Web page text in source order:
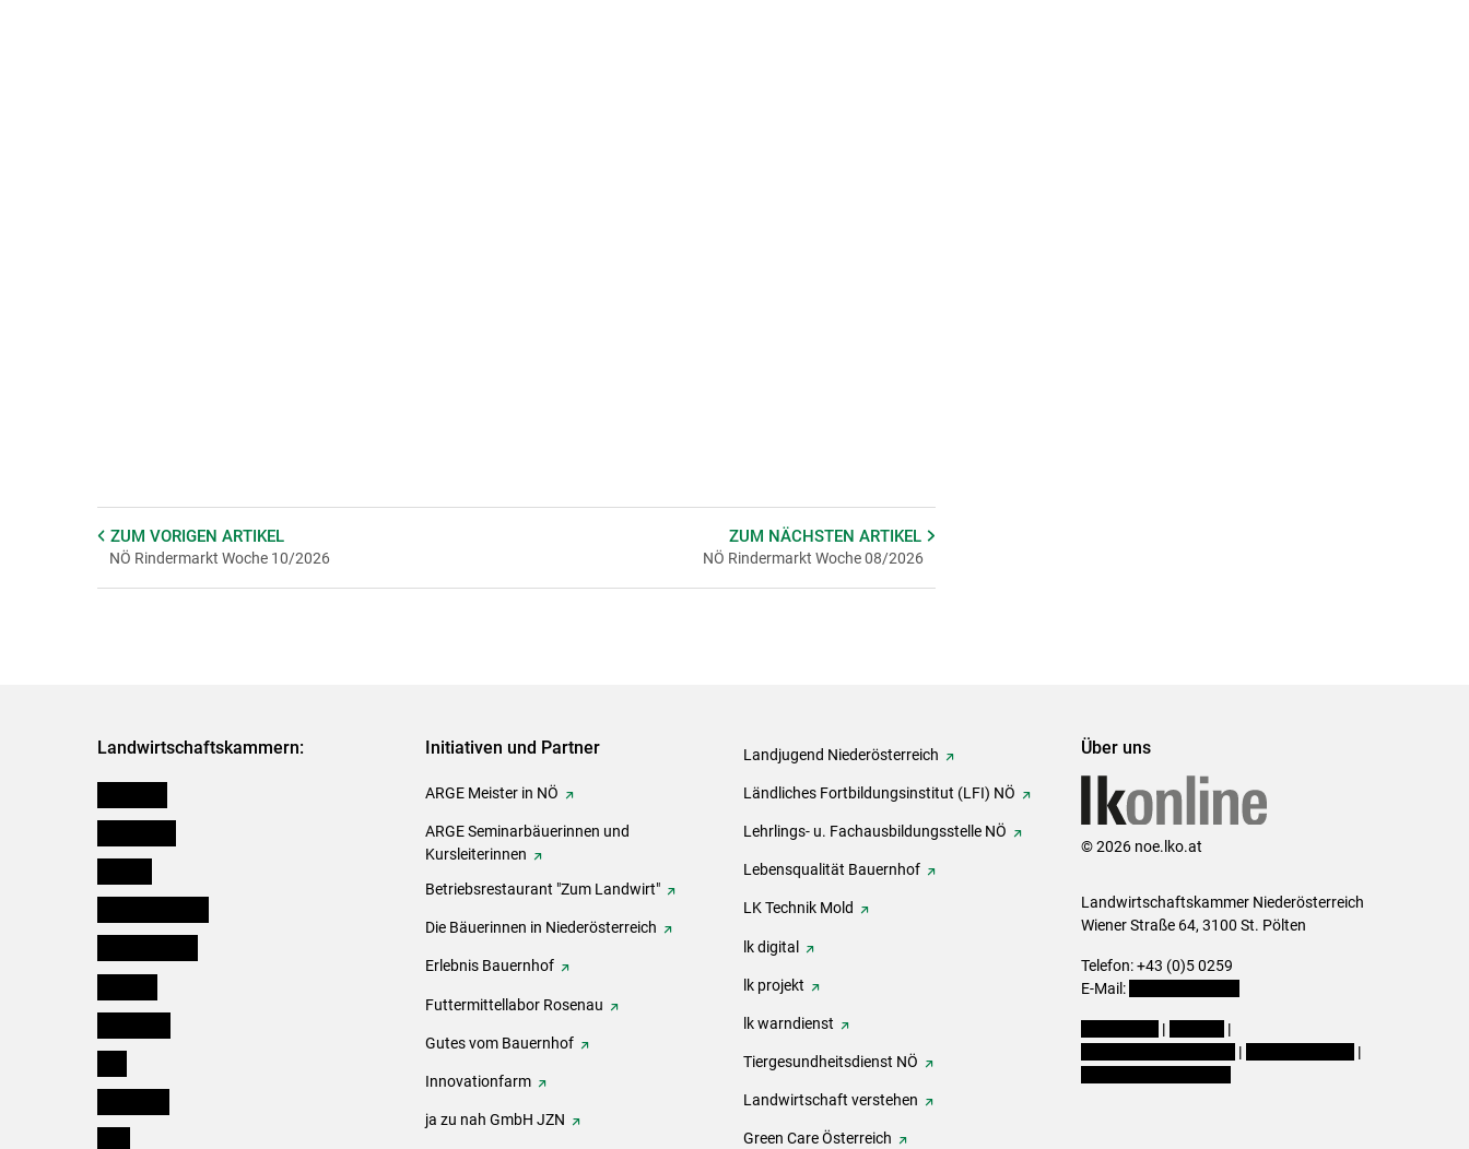
ZUM VORIGEN ARTIKEL
NÖ Rindermarkt Woche 10/2026
ZUM NÄCHSTENARTIKEL
NÖ Rindermarkt Woche 08/2026
Landwirtschaftskammern: Initiativen und Partner
ARGE Meister in NÖ
ARGE Seminarbäuerinnen und
Kursleiterinnen
Betriebsrestaurant "Zum Landwirt"
Die Bäuerinnen in Niederösterreich
Erlebnis Bauernhof
Futtermittellabor Rosenau
Gutes vom Bauernhof
Innovationfarm
ja zu nah GmbH JZN
Landjugend Niederösterreich
Ländliches Fortbildungsinstitut (LFI) NÖ
Lehrlings- u. Fachausbildungsstelle NÖ
Lebensqualität Bauernhof
LK Technik Mold
lk digital
lk projekt
lk warndienst
Tiergesundheitsdienst NÖ
Landwirtschaft verstehen
Green Care Österreich
Über uns
© 2026 noe.lko.at
Landwirtschaftskammer Niederösterreich
Wiener Straße 64, 3100 St. Pölten
Telefon: +43 (0)5 0259
E-Mail:
|
|
|
|